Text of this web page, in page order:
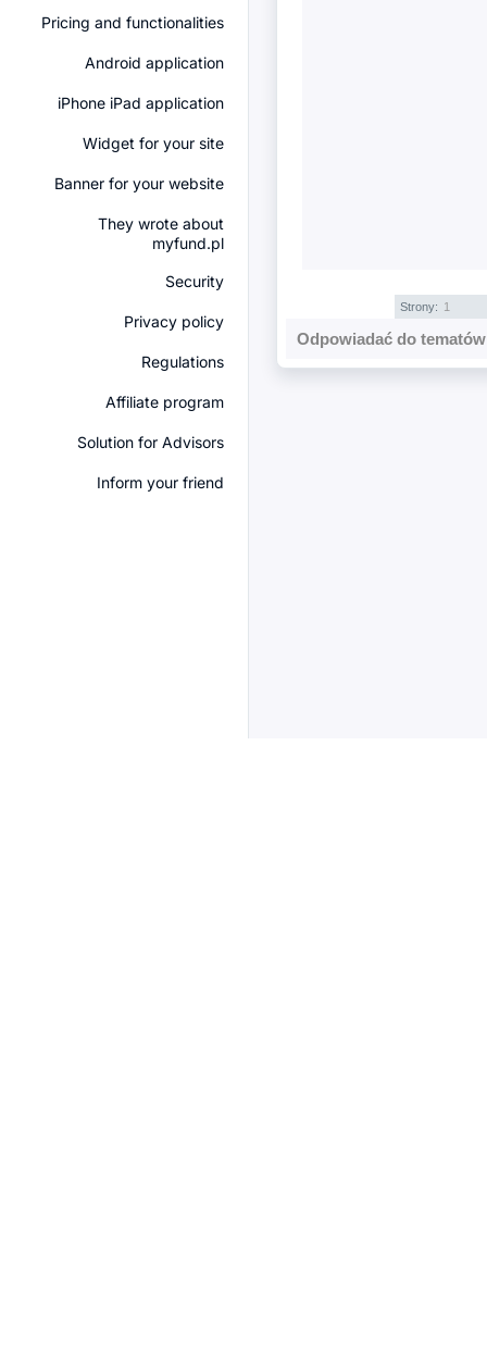
Pricing and functionalities
Android application
iPhone iPad application
Widget for your site
Banner for your website
They wrote about
myfund.pl
Security
Privacy policy
Regulations
Affiliate program
Solution for Advisors
Inform your friend
Strony: 1
Odpowiadać do